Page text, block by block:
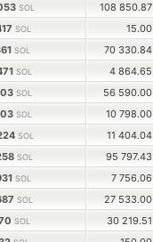
SOL 108 850.87
SOL 15.00
SOL 70 330.84
SOL 4 864.65
SOL 56 590.00
SOL 10 798.00
SOL 11 404.04
SOL 95 797.43
SOL 7 756.06
SOL 27 533.00
SOL 30 219.51